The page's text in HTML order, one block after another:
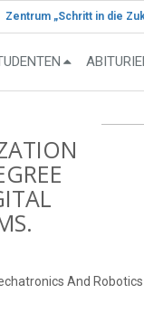
Zentrum „Schritt in die
And